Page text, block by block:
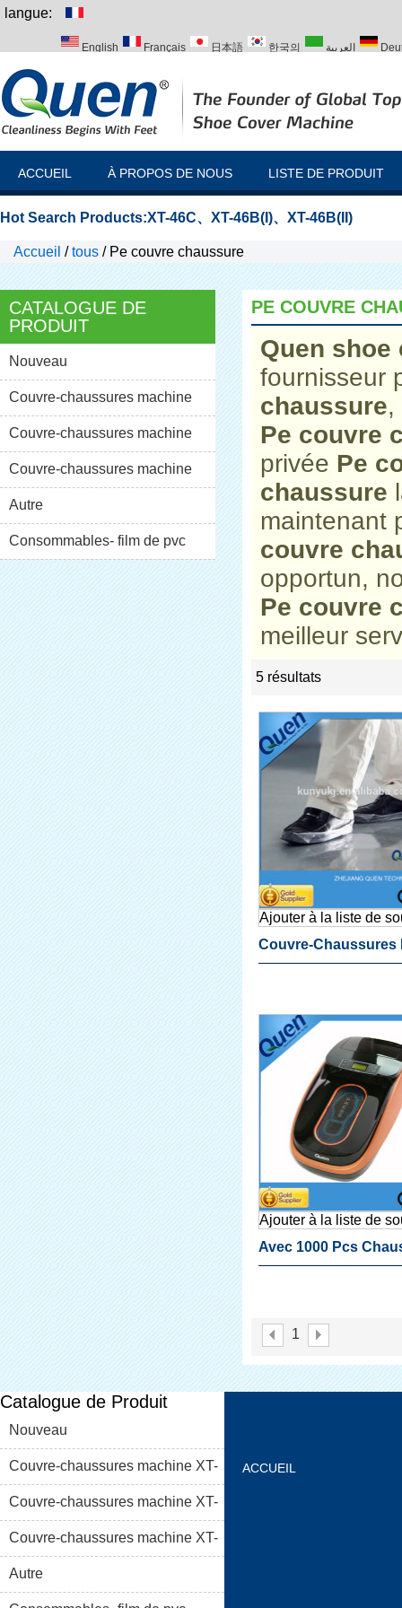
langue:
English Français 日本語 한국의 العربية
ACCUEIL À PROPOS DE NOUS LISTE DE PRODUIT
Hot Search Products:XT-46C、 XT-46B(I)、 XT-46B(II)
Accueil /tous / Pe couvre chaussure
CATALOGUE DE
PRODUIT
Nouveau
Couvre-chaussures machine
XT-46C
Couvre-chaussures machine
XT-46B (i)
Couvre-chaussures machine
XT-46B (II)
Autre
Consommables- film de pvc
PE COUVRE
Quen
fournisseur
chaussure,
Pe couvre
privée Pe
chaussure
maintenant
couvre
opportun,
Pe couvre
meilleur
5 résultats
Ajouter à la liste de
Couvre-Chaussures
Distributeur
Ajouter à la liste de
Avec 1000 Pcs
1
Catalogue de Produit
Nouveau
Couvre-chaussures machine XT-
46C
Couvre-chaussures machine XT-
46B (i)
Couvre-chaussures machine XT-
46B (II)
Autre
ACCUEIL